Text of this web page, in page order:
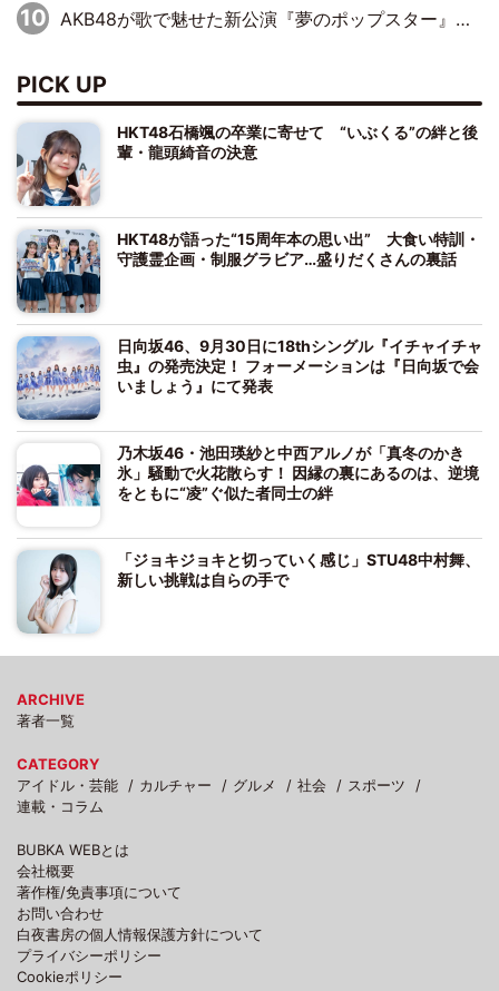
AKB48が歌で魅せた新公演『夢のポップスター』 初日から全身全霊のステージ
PICK UP
HKT48石橋颯の卒業に寄せて “いぶくる”の絆と後
輩・龍頭綺音の決意
HKT48が語った“15周年本の思い出” 大食い特訓・
守護霊企画・制服グラビア…盛りだくさんの裏話
日向坂46、9月30日に18thシングル『イチャイチャ
虫』の発売決定！ フォーメーションは『日向坂で会
いましょう』にて発表
乃木坂46・池田瑛紗と中西アルノが「真冬のかき
氷」騒動で火花散らす！ 因縁の裏にあるのは、逆境
をともに“凌”ぐ似た者同士の絆
「ジョキジョキと切っていく感じ」STU48中村舞、
新しい挑戦は自らの手で
ARCHIVE
著者一覧
CATEGORY
アイドル・芸能
カルチャー グルメ 社会
スポーツ
連載・コラム
BUBKA WEBとは
会社概要
著作権/免責事項について
お問い合わせ
白夜書房の個人情報保護方針について
プライバシーポリシー
Cookieポリシー